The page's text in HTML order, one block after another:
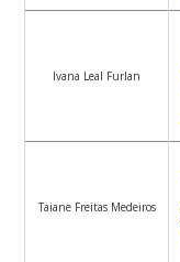
Ivana Leal Furlan
Taiane Freitas Medeiros